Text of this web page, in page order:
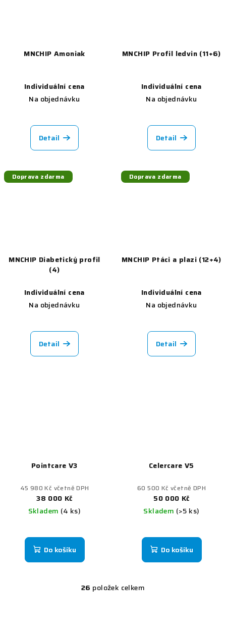
MNCHIP Amoniak
Individuální cena
Na objednávku
Detail
MNCHIP Profil ledvin (11+6)
Individuální cena
Na objednávku
Detail
Doprava zdarma
MNCHIP Diabetický profil
(4)
Individuální cena
Na objednávku
Detail
Doprava zdarma
MNCHIP Ptáci a plazi (12+4)
Individuální cena
Na objednávku
Detail
Pointcare V3
45 980 Kč včetně DPH
38 000 Kč
Skladem (4 ks)
Do košíku
Celercare V5
60 500 Kč včetně DPH
50 000 Kč
Skladem (>5 ks)
Do košíku
O
26 položek celkem